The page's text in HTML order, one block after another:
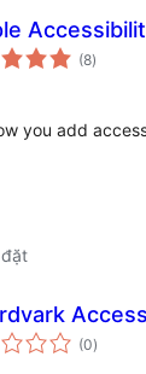
(8tổng
đánh
)
you add
(0tổng
đánh
)